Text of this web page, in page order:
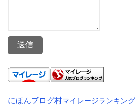
送信
にほんブログ村マイレージランキング